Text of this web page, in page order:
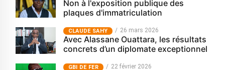
Non à l'exposition publique des
plaques d'immatriculation
CLAUDE SAHY 26 mars 2026
Avec Alassane Ouattara, les résultats
concrets d’un diplomate exceptionnel
GBI DE FER 22 février 2026